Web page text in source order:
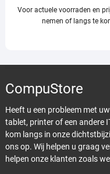
Voor actuele voorraden en
nemen of langs te
CompuStore
Heeft u een probleem met
tablet, printer of een andere
kom langs in onze
ons op. Wij helpen u graag
helpen onze klanten zoals